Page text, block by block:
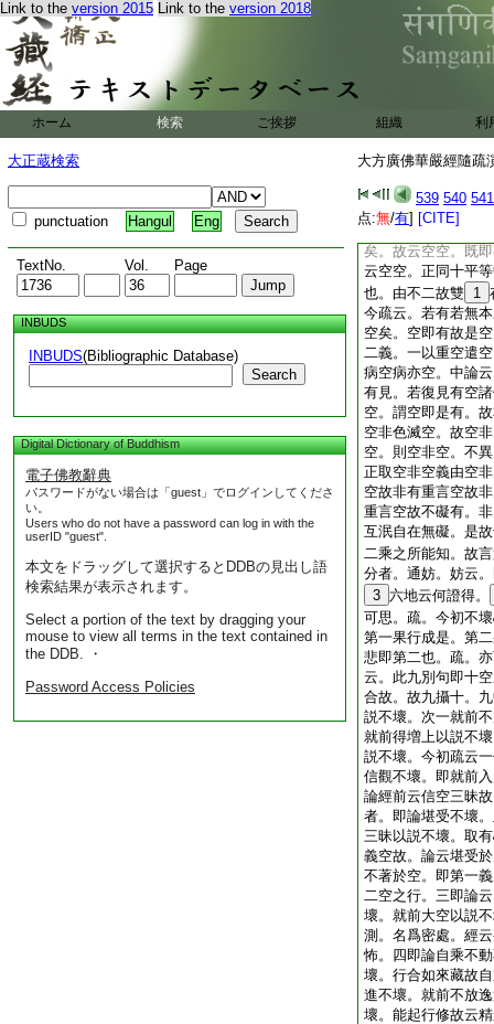
Link to the version 2015 Link to the version 2018
ホーム 検索 ご挨拶 組織 利
大正蔵検索
punctuation Hangul Eng
TextNo. Vol. Page
INBUDS
INBUDS(Bibliographic Database)
Search
Digital Dictionary of Buddhism
電子佛教辭典
パスワードがない場合は「guest」でログインしてくださ
い。
Users who do not have a password can log in with the
userID "guest".
本文をドラッグして選択するとDDBの見出し語
検索結果が表示されます。
Select a portion of the text by dragging your
mouse to view all terms in the text contained in
the DDB. ・
Password Access Policies
大方廣佛華嚴經隨疏
539 540 541
点:無/有] [CITE]
經無我攝。今疏釋
經。二謂前空下略
謂是非下釋經。亦
是是是名空空義。
空字而不礙雙存。
空字。故言空空。
是故非非。故疏云
是＊空空下歎勝。
有二句。今疏經前
是有是無是名空空
是無。故云是有是
矣。故云空空。既
云空空。正同十平
也。由不二故雙 1
今疏云。若有若無
空矣。空即有故是
二義。一以重空遣
病空病亦空。中論
有見。若復見有空
空。謂空即是有。
空非色滅空。故空
空。則空非空。不
正取空非空義由空
空故非有重言空故
重言空故不礙有。
互泯自在無礙。是
二乘之所能知。故
分者。通妨。妨云
3 六地云何證得。
可思。疏。今初不
第一果行成是。第
悲即第二也。疏。
云。此九別句即十
合故。故九攝十。
説不壞。次一就前
就前得増上以説不
説不壞。今初疏云
信觀不壞。即就前
論經前云信空三昧
者。即論堪受不壞
三昧以説不壞。取
義空故。論云堪受
不著於空。即第一
二空之行。三即論
壞。就前大空以説
測。名爲密處。經
怖。四即論自乘不
壞。行合如來藏故
進不壞。就前不放
壞。能起行修故云